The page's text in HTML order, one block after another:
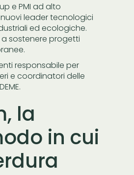
e PMI ad alto
leader tecnologici
ed ecologiche.
sostenere progetti
responsabile per
e coordinatori delle
la
in cui